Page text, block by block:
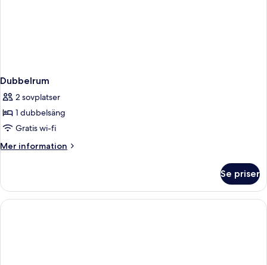
Dubbelrum
2 sovplatser
1 dubbelsäng
Gratis wi-fi
Mer information
Mer
Se priser